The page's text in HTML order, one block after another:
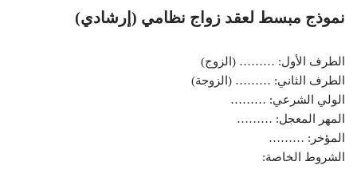
نموذج مبسط لعقد زواج نظامي (إرشادي)
الطرف الأول: ……… (الزوج)
الطرف الثاني: ……… (الزوجة)
الولي الشرعي: ………
المهر المعجل: ………
المؤخر: ………
الشروط الخاصة: